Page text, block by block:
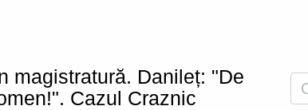
magistratură. Danileț: "De
Cazul Craznic